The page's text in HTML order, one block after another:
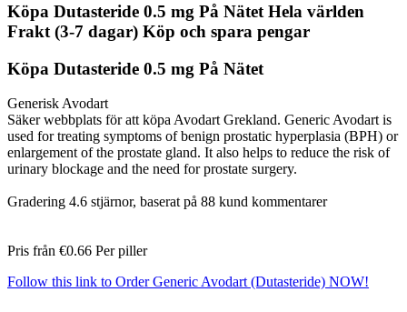
Köpa Dutasteride 0.5 mg På Nätet Hela världen
Frakt (3-7 dagar) Köp och spara pengar
Köpa Dutasteride 0.5 mg På Nätet
Generisk Avodart
Säker webbplats för att köpa Avodart Grekland. Generic Avodart is
used for treating symptoms of benign prostatic hyperplasia (BPH) or
enlargement of the prostate gland. It also helps to reduce the risk of
urinary blockage and the need for prostate surgery.
Gradering 4.6 stjärnor, baserat på 88 kund kommentarer
Pris från €0.66 Per piller
Follow this link to Order Generic Avodart (Dutasteride) NOW!